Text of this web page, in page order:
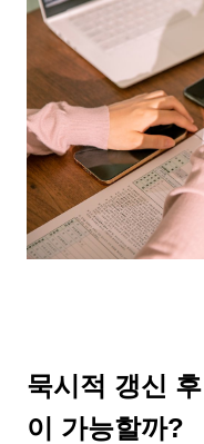
묵시적 갱신
이 가능할까?